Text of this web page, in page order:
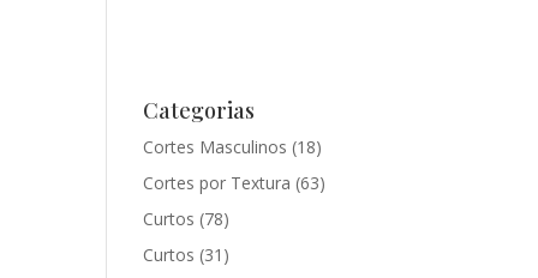
Categorias
Cortes Masculinos (18)
Cortes por Textura (63)
Curtos (78)
Curtos (31)